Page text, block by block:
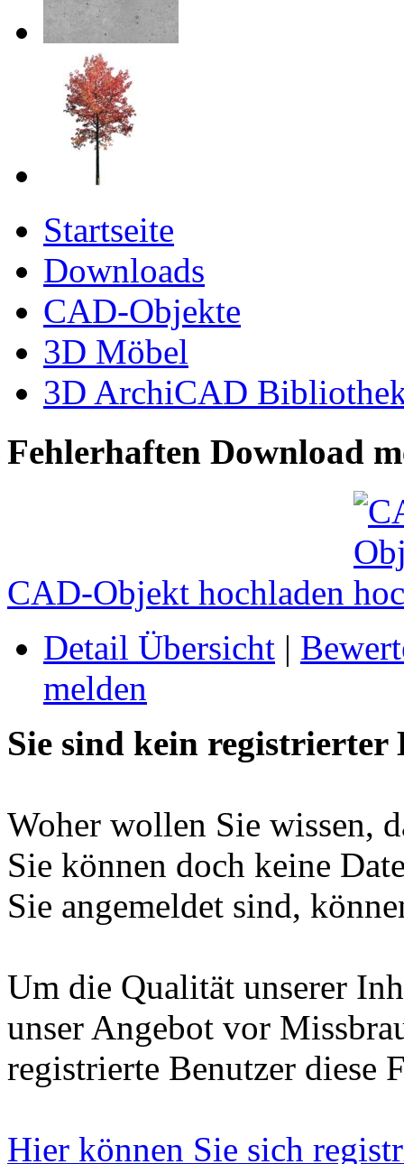
Startseite
Downloads
CAD-Objekte
3D Möbel
3D ArchiCAD
Fehlerhaften Download
CAD-Objekt hochladen
Detail Übersicht |
melden
Sie sind kein registrierter
Woher wollen Sie wissen,
Sie können doch keine
Sie angemeldet sind,
Um die Qualität unserer
unser Angebot vor
registrierte Benutzer diese
Hier können Sie sich